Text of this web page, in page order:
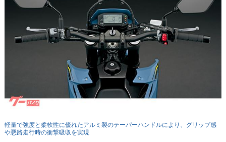
軽量で強度と柔軟性に優れたアルミ製のテーパーハンドルにより、グリップ感
や悪路走行時の衝撃吸収を実現